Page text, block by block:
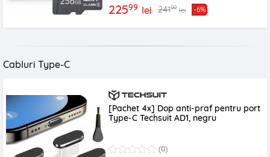
22599 lei 24199 lei -6%
Cabluri Type-C
[Pachet 4x] Dop anti-praf pentru port
Type-C Techsuit AD1, negru
(0)